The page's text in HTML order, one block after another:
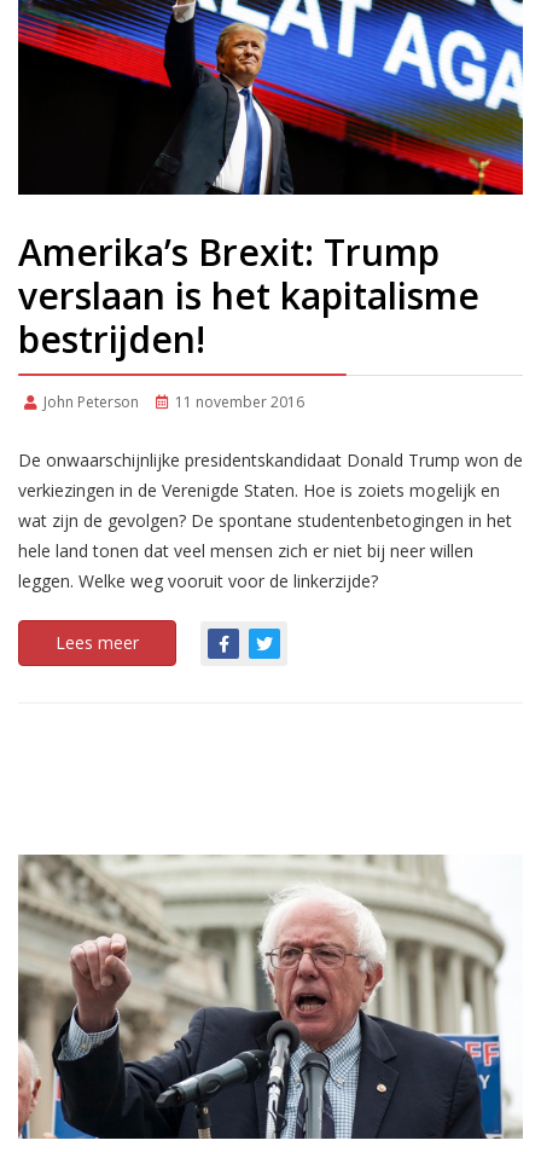
Amerika’s Brexit: Trump
verslaan is het kapitalisme
bestrijden!
John Peterson 11 november 2016
De onwaarschijnlijke presidentskandidaat Donald Trump won de
verkiezingen in de Verenigde Staten. Hoe is zoiets mogelijk en
wat zijn de gevolgen? De spontane studentenbetogingen in het
hele land tonen dat veel mensen zich er niet bij neer willen
leggen. Welke weg vooruit voor de linkerzijde?
Lees meer